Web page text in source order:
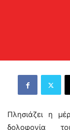
Πλησιάζει η
δολοφονία